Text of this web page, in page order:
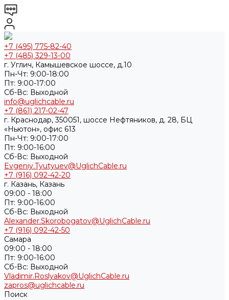
+7 (495) 775-82-40
+7 (485) 329-13-00
г. Углич, Камышевское шоссе, д.10
Пн-Чт: 9:00-18:00
Пт: 9:00-17:00
Cб-Вс: Выходной
info@uglichcable.ru
+7 (861) 217-02-47
г. Краснодар, 350051, шоссе Нефтяников, д. 28, БЦ
«Ньютон», офис 613
Пн-Чт: 9:00-17:00
Пт: 9:00-16:00
Cб-Вс: Выходной
Evgeniy.Tyutyuev@UglichCable.ru
+7 (916) 092-42-20
г. Казань, Казань
09:00 - 18:00
Пт: 9:00-16:00
Cб-Вс: Выходной
Alexander.Skorobogatov@UglichCable.ru
+7 (916) 092-42-50
Самара
09:00 - 18:00
Пт: 9:00-16:00
Cб-Вс: Выходной
Vladimir.Roslyakov@UglichCable.ru
zapros@uglichcable.ru
Поиск